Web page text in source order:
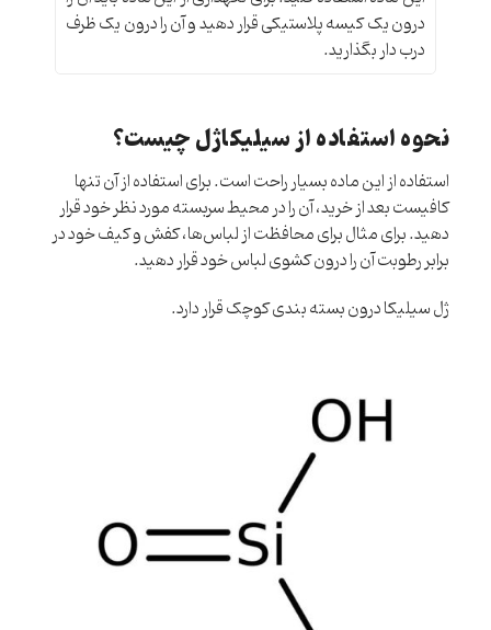
درون یک کیسه پلاستیکی قرار دهید و آن را درون یک ظرف
درب دار بگذارید.
نحوه استفاده از سیلیکاژل چیست؟
استفاده از این ماده بسیار راحت است. برای استفاده از آن تنها
کافیست بعد از خرید، آن را در محیط سربسته مورد نظر خود قرار
دهید. برای مثال برای محافظت از لباس‌ها، کفش و کیف خود در
برابر رطوبت آن را درون کشوی لباس خود قرار دهید.
ژل سیلیکا درون بسته بندی کوچک قرار دارد.